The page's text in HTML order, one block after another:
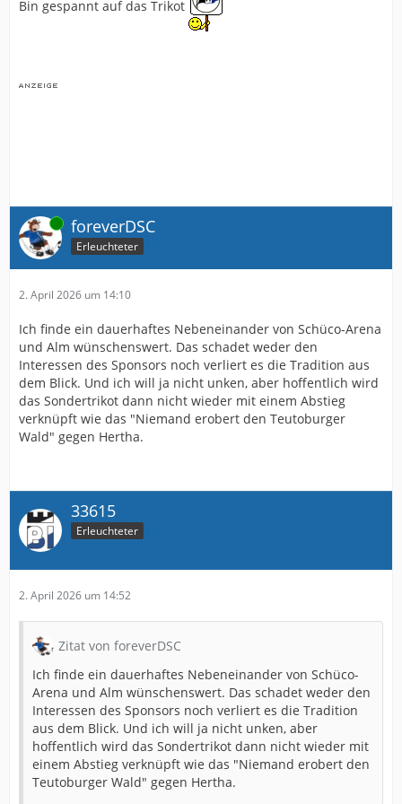
haben wir unter anderem ein Sondertrikot zum
Stadionjubiläum, eine Ausstellung sowie ein
Förderung der Stadtwerke Bielefeld initiiert wurde.
würdigt und Zukunft gestaltet.
📲 Mehr Informationen dazu gibt’s auf unserer
Homepage.
Bin gespannt auf das Trikot
Online foreverDSC
Erleuchteter
2. April 2026 um 14:10
Ich finde ein dauerhaftes Nebeneinander von Schüco-Arena
und Alm wünschenswert. Das schadet weder den
Interessen des Sponsors noch verliert es die Tradition aus
dem Blick. Und ich will ja nicht unken, aber hoffentlich wird
das Sondertrikot dann nicht wieder mit einem Abstieg
verknüpft wie das "Niemand erobert den Teutoburger
Wald" gegen Hertha.
33615
Erleuchteter
2. April 2026 um 14:52
Zitat von foreverDSC
Ich finde ein dauerhaftes Nebeneinander von Schüco-
Arena und Alm wünschenswert. Das schadet weder den
Interessen des Sponsors noch verliert es die Tradition
aus dem Blick. Und ich will ja nicht unken, aber
hoffentlich wird das Sondertrikot dann nicht wieder mit
einem Abstieg verknüpft wie das "Niemand erobert den
Teutoburger Wald" gegen Hertha.